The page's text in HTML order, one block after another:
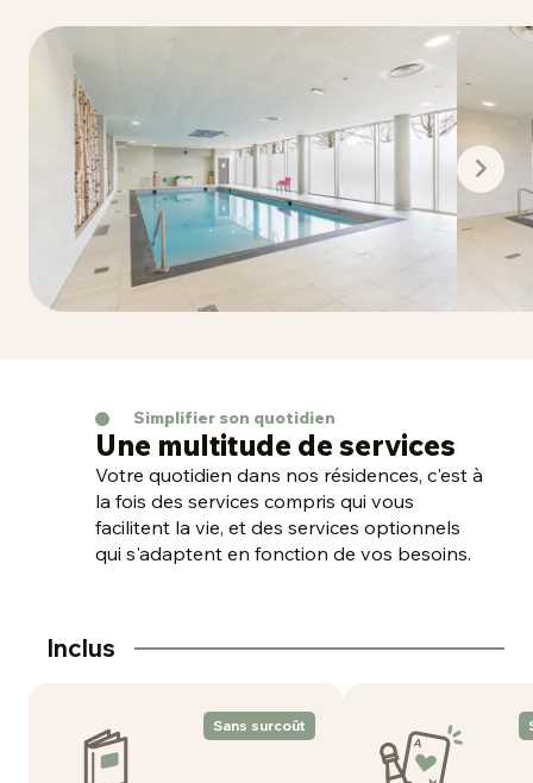
d’ambiance OVELIA. Photo non contractuelle.
Simplifier son quotidien
Une multitude de services
Votre quotidien dans nos résidences, c'est à
la fois des services compris qui vous
facilitent la vie, et des services optionnels
qui s'adaptent en fonction de vos besoins.
Inclus
Sans surcoût